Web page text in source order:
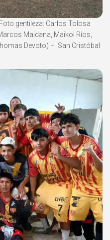
gentileza: Carlos Tolosa
Maidana, Maikol Ríos,
Devoto) – San Cristóbal